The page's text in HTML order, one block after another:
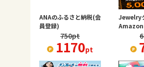
ANAのふるさと納税(会
員登録)
750pt
1170pt
Jewelry
Amazon